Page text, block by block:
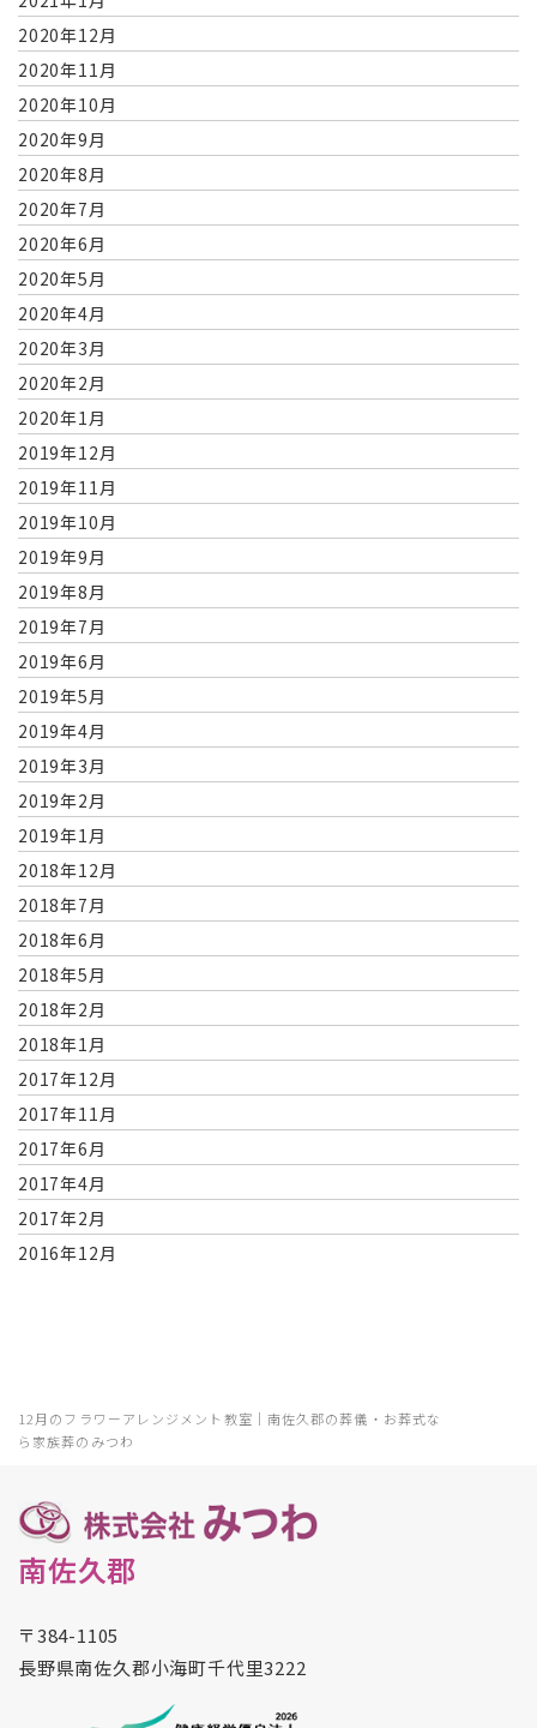
12月のフラワーアレンジメント教室｜南佐久郡の葬儀・お葬式な
ら家族葬のみつわ
2020年12月
2020年11月
2020年10月
2020年9月
2020年8月
2020年7月
2020年6月
2020年5月
2020年4月
2020年3月
2020年2月
2020年1月
2019年12月
2019年11月
2019年10月
2019年9月
2019年8月
2019年7月
2019年6月
2019年5月
2019年4月
2019年3月
2019年2月
2019年1月
2018年12月
2018年7月
2018年6月
2018年5月
2018年2月
2018年1月
2017年12月
2017年11月
2017年6月
2017年4月
2017年2月
2016年12月
南佐久郡
〒384-1105
長野県南佐久郡小海町千代里3222